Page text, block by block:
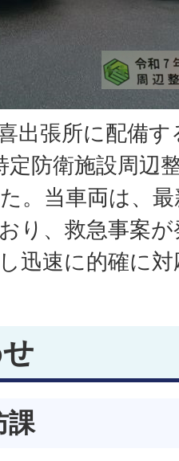
出張所に配備
定防衛施設周辺
。当車両は、
り、救急事案
迅速に的確に
課